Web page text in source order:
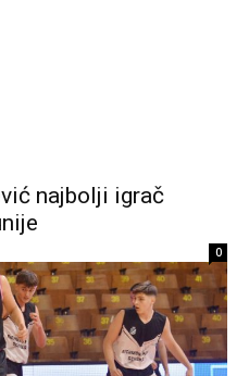
najbolji igrač
0